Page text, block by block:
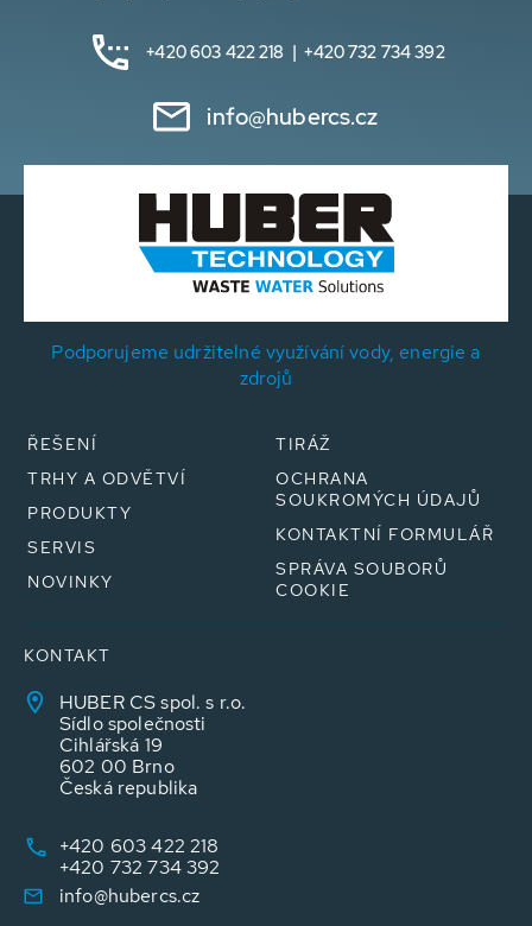
+420 603 422 218 | +420 732 734 392
info@hubercs.cz
Podporujeme udržitelné využívání vody, energie a
zdrojů
ŘEŠENÍ
TRHY A ODVĚTVÍ
PRODUKTY
SERVIS
NOVINKY
TIRÁŽ
OCHRANA
SOUKROMÝCH ÚDAJŮ
KONTAKTNÍ FORMULÁŘ
SPRÁVA SOUBORŮ
COOKIE
KONTAKT
HUBER CS spol. s r.o.
Sídlo společnosti
Cihlářská 19
602 00 Brno
Česká republika
+420 603 422 218
+420 732 734 392
info@hubercs.cz